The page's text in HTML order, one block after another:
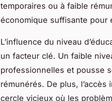
temporaires ou à faible
économique suffisante pour
L’influence du niveau
un facteur clé. Un faible
professionnelles et pousse
rémunérés. De plus,
cercle vicieux où les